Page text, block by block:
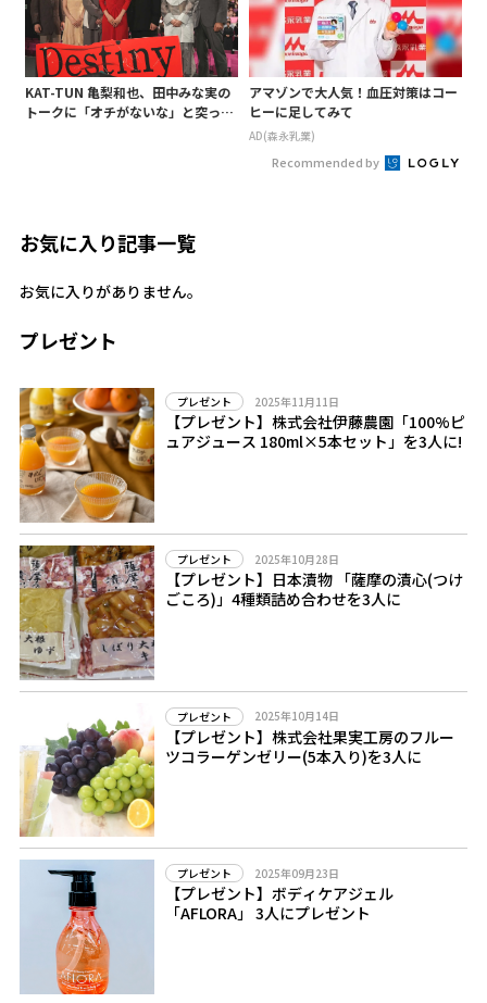
KAT-TUN 亀梨和也、田中みな実の
トークに「オチがないな」と突っ込
アマゾンで大人気！血圧対策はコー
ヒーに足してみて
AD(森永乳業)
Recommended by
お気に入り記事一覧
お気に入りがありません。
プレゼント
プレゼント 2025年11月11日
【プレゼント】株式会社伊藤農園「100%ピ
ュアジュース 180ml×5本セット」を3人に!
プレゼント 2025年10月28日
【プレゼント】日本漬物 「薩摩の漬心(つけ
ごころ)」4種類詰め合わせを3人に
プレゼント 2025年10月14日
【プレゼント】株式会社果実工房のフルー
ツコラーゲンゼリー(5本入り)を3人に
プレゼント 2025年09月23日
【プレゼント】ボディケアジェル
「AFLORA」 3人にプレゼント